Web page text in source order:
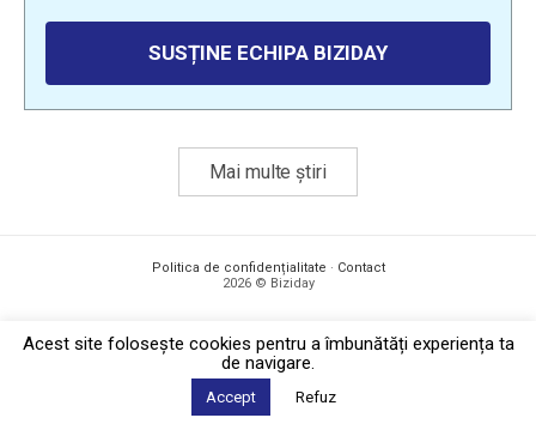
SUSȚINE ECHIPA BIZIDAY
Mai multe știri
Politica de confidențialitate · Contact
2026 © Biziday
Acest site foloseşte cookies pentru a îmbunătăți experiența ta
de navigare.
Accept Refuz